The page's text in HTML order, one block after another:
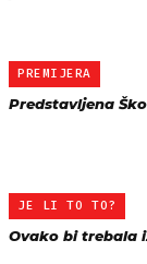
PREMIJERA
Predstavljena
JE LI TO TO?
Ovako bi trebala